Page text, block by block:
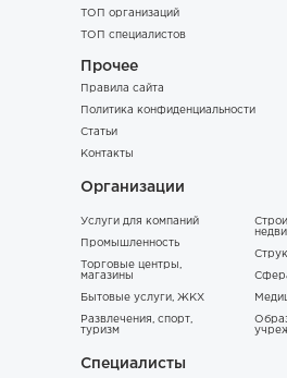
ТОП организаций
ТОП специалистов
Прочее
Правила сайта
Политика конфиденциальности
Статьи
Контакты
Организации
Услуги для компаний
Промышленность
Торговые центры,
магазины
Бытовые услуги, ЖКХ
Развлечения, спорт,
туризм
Специалисты